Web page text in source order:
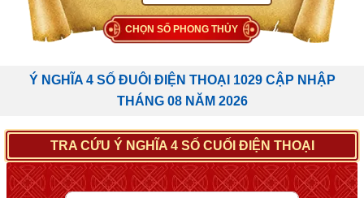
CHỌN SỐ PHONG THỦY
Ý NGHĨA 4 SỐ ĐUÔI ĐIỆN THOẠI 1029 CẬP NHẬP
THÁNG 08 NĂM 2026
TRA CỨU Ý NGHĨA 4 SỐ CUỐI ĐIỆN THOẠI